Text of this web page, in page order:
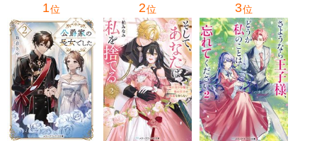
1位 2位 3位